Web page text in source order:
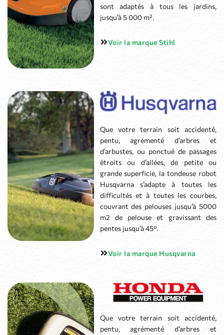
sont adaptés à tous les jardins,
jusqu’à 5 000 m².
Voir la marque Stihl
Que votre terrain soit accidenté,
pentu, agrémenté d’arbres et
d’arbustes, ou ponctué de passages
étroits ou d’allées, de petite ou
grande superficie, la tondeuse robot
Husqvarna s’adapte à toutes les
difficultés et à toutes les courbes,
couvrant des pelouses jusqu’à 5000
m2 de pelouse et gravissant des
pentes jusqu’à 45°.
Voir la marque Husqvarna
Que votre terrain soit accidenté,
pentu, agrémenté d’arbres et